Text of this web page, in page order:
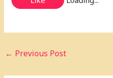
← Previous Post